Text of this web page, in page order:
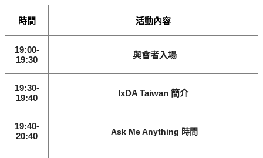
時間 活動內容
19:00-
19:30
與會者入場
19:30-
19:40
IxDA Taiwan 簡介
19:40-
20:40
Ask Me Anything 時間